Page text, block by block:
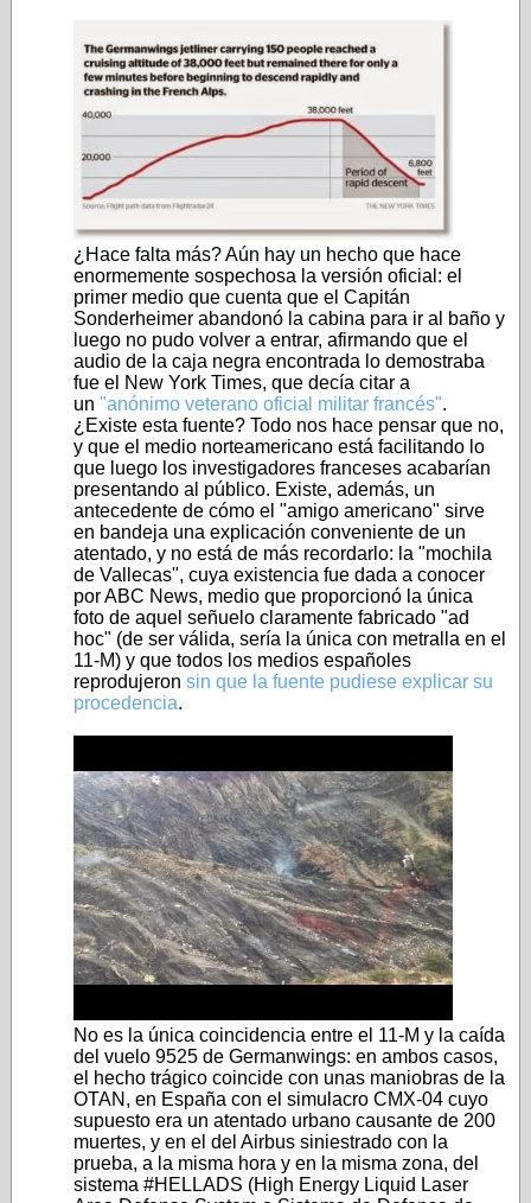
¿Hace falta más? Aún hay un hecho que hace
enormemente sospechosa la versión oficial: el
primer medio que cuenta que el Capitán
Sonderheimer abandonó la cabina para ir al baño y
luego no pudo volver a entrar, afirmando que el
audio de la caja negra encontrada lo demostraba
fue el New York Times, que decía citar a
un "anónimo veterano oficial militar francés".
¿Existe esta fuente? Todo nos hace pensar que no,
y que el medio norteamericano está facilitando lo
que luego los investigadores franceses acabarían
presentando al público. Existe, además, un
antecedente de cómo el "amigo americano" sirve
en bandeja una explicación conveniente de un
atentado, y no está de más recordarlo: la "mochila
de Vallecas", cuya existencia fue dada a conocer
por ABC News, medio que proporcionó la única
foto de aquel señuelo claramente fabricado "ad
hoc" (de ser válida, sería la única con metralla en el
11-M) y que todos los medios españoles
reprodujeron sin que la fuente pudiese explicar su
procedencia.
No es la única coincidencia entre el 11-M y la caída
del vuelo 9525 de Germanwings: en ambos casos,
el hecho trágico coincide con unas maniobras de la
OTAN, en España con el simulacro CMX-04 cuyo
supuesto era un atentado urbano causante de 200
muertes, y en el del Airbus siniestrado con la
prueba, a la misma hora y en la misma zona, del
sistema #HELLADS (High Energy Liquid Laser